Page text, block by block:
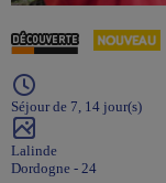
Séjour de 7, 14 jour(s)
Lalinde
Dordogne - 24